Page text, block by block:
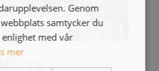
Genom
samtycker du
med vår
mer